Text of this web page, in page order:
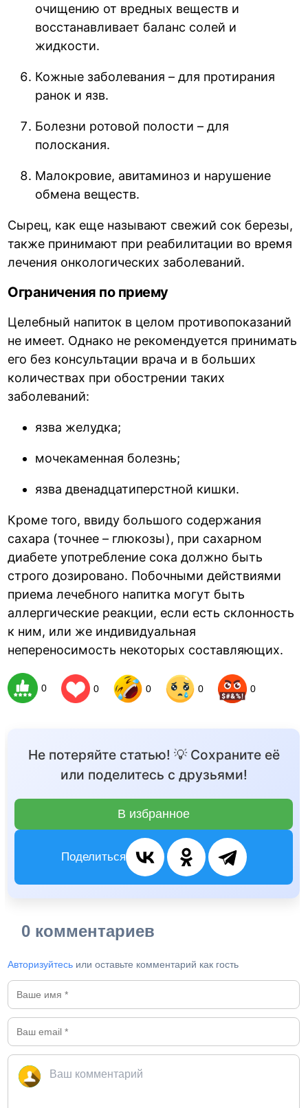
очищению от вредных веществ и
восстанавливает баланс солей и
жидкости.
Кожные заболевания – для протирания
ранок и язв.
Болезни ротовой полости – для
полоскания.
Малокровие, авитаминоз и нарушение
обмена веществ.
Сырец, как еще называют свежий сок березы,
также принимают при реабилитации во время
лечения онкологических заболеваний.
Ограничения по приему
Целебный напиток в целом противопоказаний
не имеет. Однако не рекомендуется принимать
его без консультации врача и в больших
количествах при обострении таких
заболеваний:
язва желудка;
мочекаменная болезнь;
язва двенадцатиперстной кишки.
Кроме того, ввиду большого содержания
сахара (точнее – глюкозы), при сахарном
диабете употребление сока должно быть
строго дозировано. Побочными действиями
приема лечебного напитка могут быть
аллергические реакции, если есть склонность
к ним, или же индивидуальная
непереносимость некоторых составляющих.
0 0 0 0 0
Не потеряйте статью! 💡 Сохраните её
или поделитесь с друзьями!
В избранное
Поделиться
0 комментариев
Авторизуйтесь или оставьте комментарий как гость